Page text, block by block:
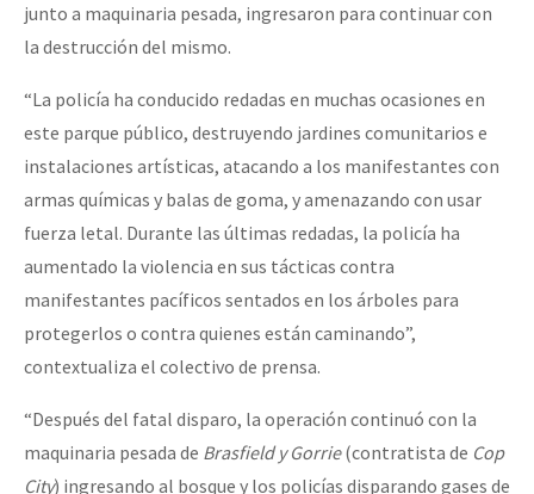
junto a maquinaria pesada, ingresaron para continuar con
la destrucción del mismo.
“La policía ha conducido redadas en muchas ocasiones en
este parque público, destruyendo jardines comunitarios e
instalaciones artísticas, atacando a los manifestantes con
armas químicas y balas de goma, y amenazando con usar
fuerza letal. Durante las últimas redadas, la policía ha
aumentado la violencia en sus tácticas contra
manifestantes pacíficos sentados en los árboles para
protegerlos o contra quienes están caminando”,
contextualiza el colectivo de prensa.
“Después del fatal disparo, la operación continuó con la
maquinaria pesada de Brasfield y Gorrie(contratista de Cop
City) ingresando al bosque y los policías disparando gases de